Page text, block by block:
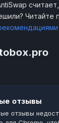
Читайте
отзывы
отзывы